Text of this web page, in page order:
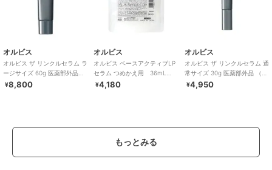
オルビス
オルビス ザ リンクルセラム ラ
ージサイズ 60g 医薬部外品
（シワ改善美容液）
¥8,800
オルビス
オルビス ベースアクティブLP
セラム つめかえ用 36mL
（ブースター美容液）
¥4,180
オルビス
オルビス ザ リンクルセラム 通
常サイズ 30g 医薬部外品 （シ
ワ改善美容液）
¥4,950
もっとみる